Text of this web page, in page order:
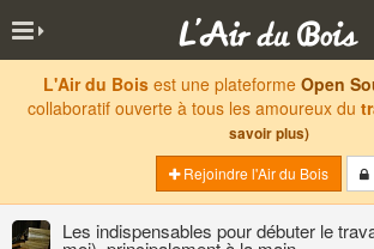
L'Air du Boisest une plateforme Open
collaboratif ouverte à tous les amoureux du
savoir plus)
Rejoindre l'Air du Bois
Les indispensables pour débuter le